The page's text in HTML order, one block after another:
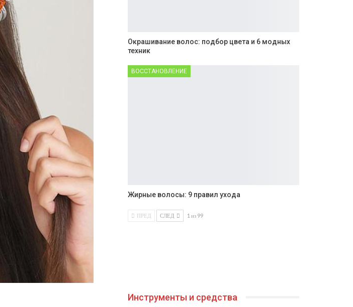
Окрашивание волос: подбор цвета и 6 модных
техник
ВОССТАНОВЛЕНИЕ
Жирные волосы: 9 правил ухода
ПРЕД СЛЕД 1 из 99
Инструменты и средства